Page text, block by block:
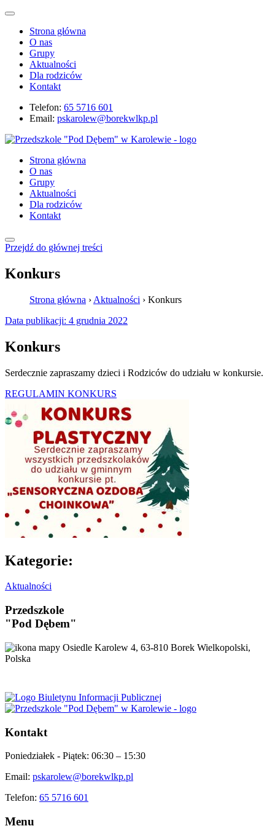
Strona główna
O nas
Grupy
Aktualności
Dla rodziców
Kontakt
Telefon: 65 5716 601
Email: pskarolew@borekwlkp.pl
Strona główna
O nas
Grupy
Aktualności
Dla rodziców
Kontakt
Przejdź do głównej treści
Konkurs
Strona główna › Aktualności › Konkurs
Data publikacji: 4 grudnia 2022
Konkurs
Serdecznie zapraszamy dzieci i Rodziców do udziału w konkursie.
REGULAMIN KONKURS
Kategorie:
Aktualności
Przedszkole
"Pod Dębem"
Osiedle Karolew 4, 63-810 Borek Wielkopolski,
Polska
Kontakt
Poniedziałek - Piątek: 06:30 – 15:30
Email: pskarolew@borekwlkp.pl
Telefon: 65 5716 601
Menu